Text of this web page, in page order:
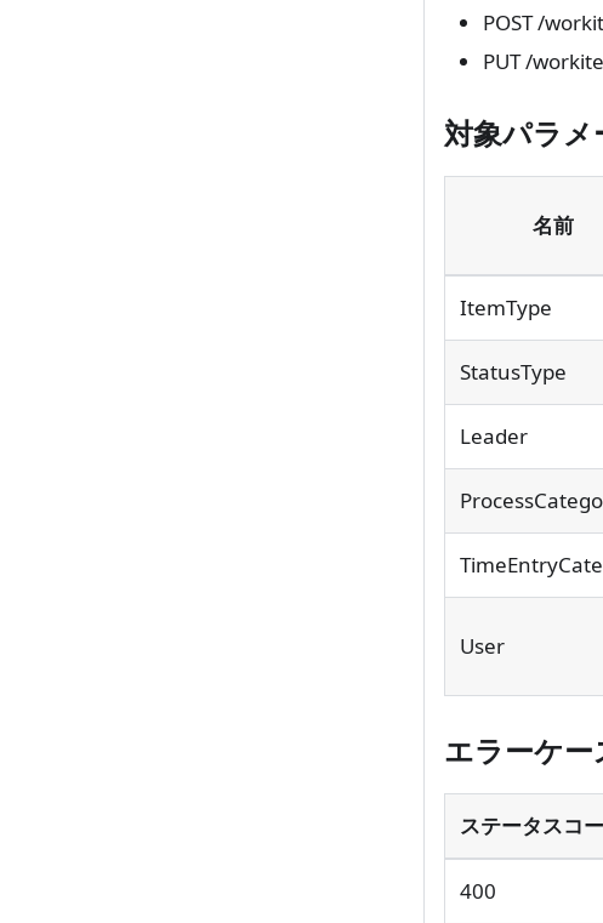
POST /
PUT /
対象パラメ
名前
ItemType
StatusType
Leader
User
エラーケー
ステータスコ
400